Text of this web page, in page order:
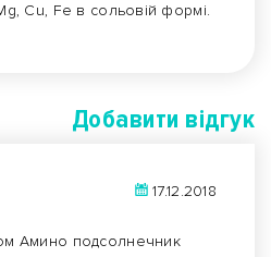
Cu, Fe в сольовій формі.
Добавити вiдгук
17.12.2018
Амино подсолнечник